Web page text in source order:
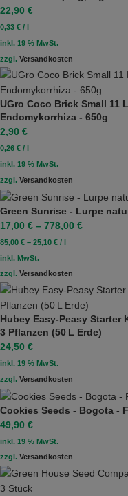
22,90 €
0,33 € / l
inkl. 19 % MwSt.
zzgl. Versandkosten
UGro Coco Brick Small 11
Endomykorrhiza - 650g
2,90 €
0,26 € /
inkl. 19 % MwSt.
zzgl. Versandkosten
Green Sunrise - Lurpe
17,00 € – 778,00 €
85,00 € – 25,10 € / l
inkl. MwSt.
zzgl. Versandkosten
Hubey Easy‑Peasy
3 Pflanzen (50 L Erde)
24,50 €
inkl. 19 % MwSt.
zzgl. Versandkosten
Cookies Seeds - Bogota -
49,90 €
inkl. 19 % MwSt.
zzgl. Versandkosten